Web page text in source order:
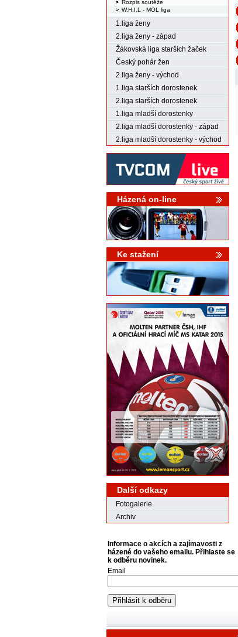
Rozpis soutěže
W.H.I.L - MOL liga
1.liga ženy
2.liga ženy - západ
Žákovská liga starších žaček
Český pohár žen
2.liga ženy - východ
1.liga starších dorostenek
2.liga starších dorostenek
1.liga mladší dorostenky
2.liga mladší dorostenky - západ
2.liga mladší dorostenky - východ
Házená on-line
Ke stažení
Další odkazy
Fotogalerie
Archiv
Informace o akcích a zajímavosti z
házené do vašeho emailu. Přihlaste se
k odběru novinek.
Email